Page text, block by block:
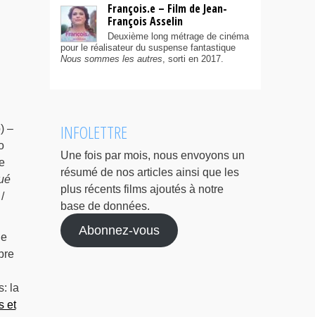
–
la
et
François.e – Film de Jean-
François Asselin
Deuxième long métrage de cinéma
pour le réalisateur du suspense fantastique
Nous sommes les autres, sorti en 2017.
INFOLETTRE
Une fois par mois, nous envoyons un
résumé de nos articles ainsi que les
plus récents films ajoutés à notre
base de données.
Abonnez-vous